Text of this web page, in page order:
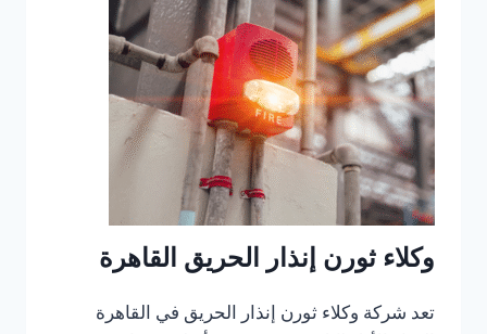
وكلاء ثورن إنذار الحريق القاهرة
تعد شركة وكلاء ثورن إنذار الحريق في القاهرة